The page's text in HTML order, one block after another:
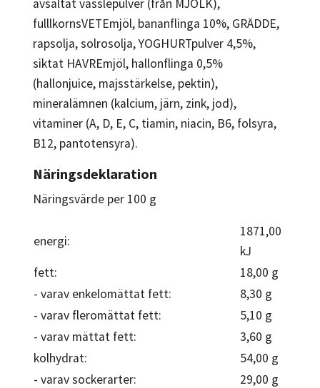
avsaltat vasslepulver (från MJÖLK),
fulllkornsVETEmjöl, bananflinga 10%, GRÄDDE,
rapsolja, solrosolja, YOGHURTpulver 4,5%,
siktat HAVREmjöl, hallonflinga 0,5%
(hallonjuice, majsstärkelse, pektin),
mineralämnen (kalcium, järn, zink, jod),
vitaminer (A, D, E, C, tiamin, niacin, B6, folsyra,
B12, pantotensyra).
Näringsdeklaration
Näringsvärde per 100 g
energi:
1871,00
kJ
fett:
18,00 g
- varav enkelomättat fett:
8,30 g
- varav fleromättat fett:
5,10 g
- varav mättat fett:
3,60 g
kolhydrat:
54,00 g
- varav sockerarter:
29,00 g